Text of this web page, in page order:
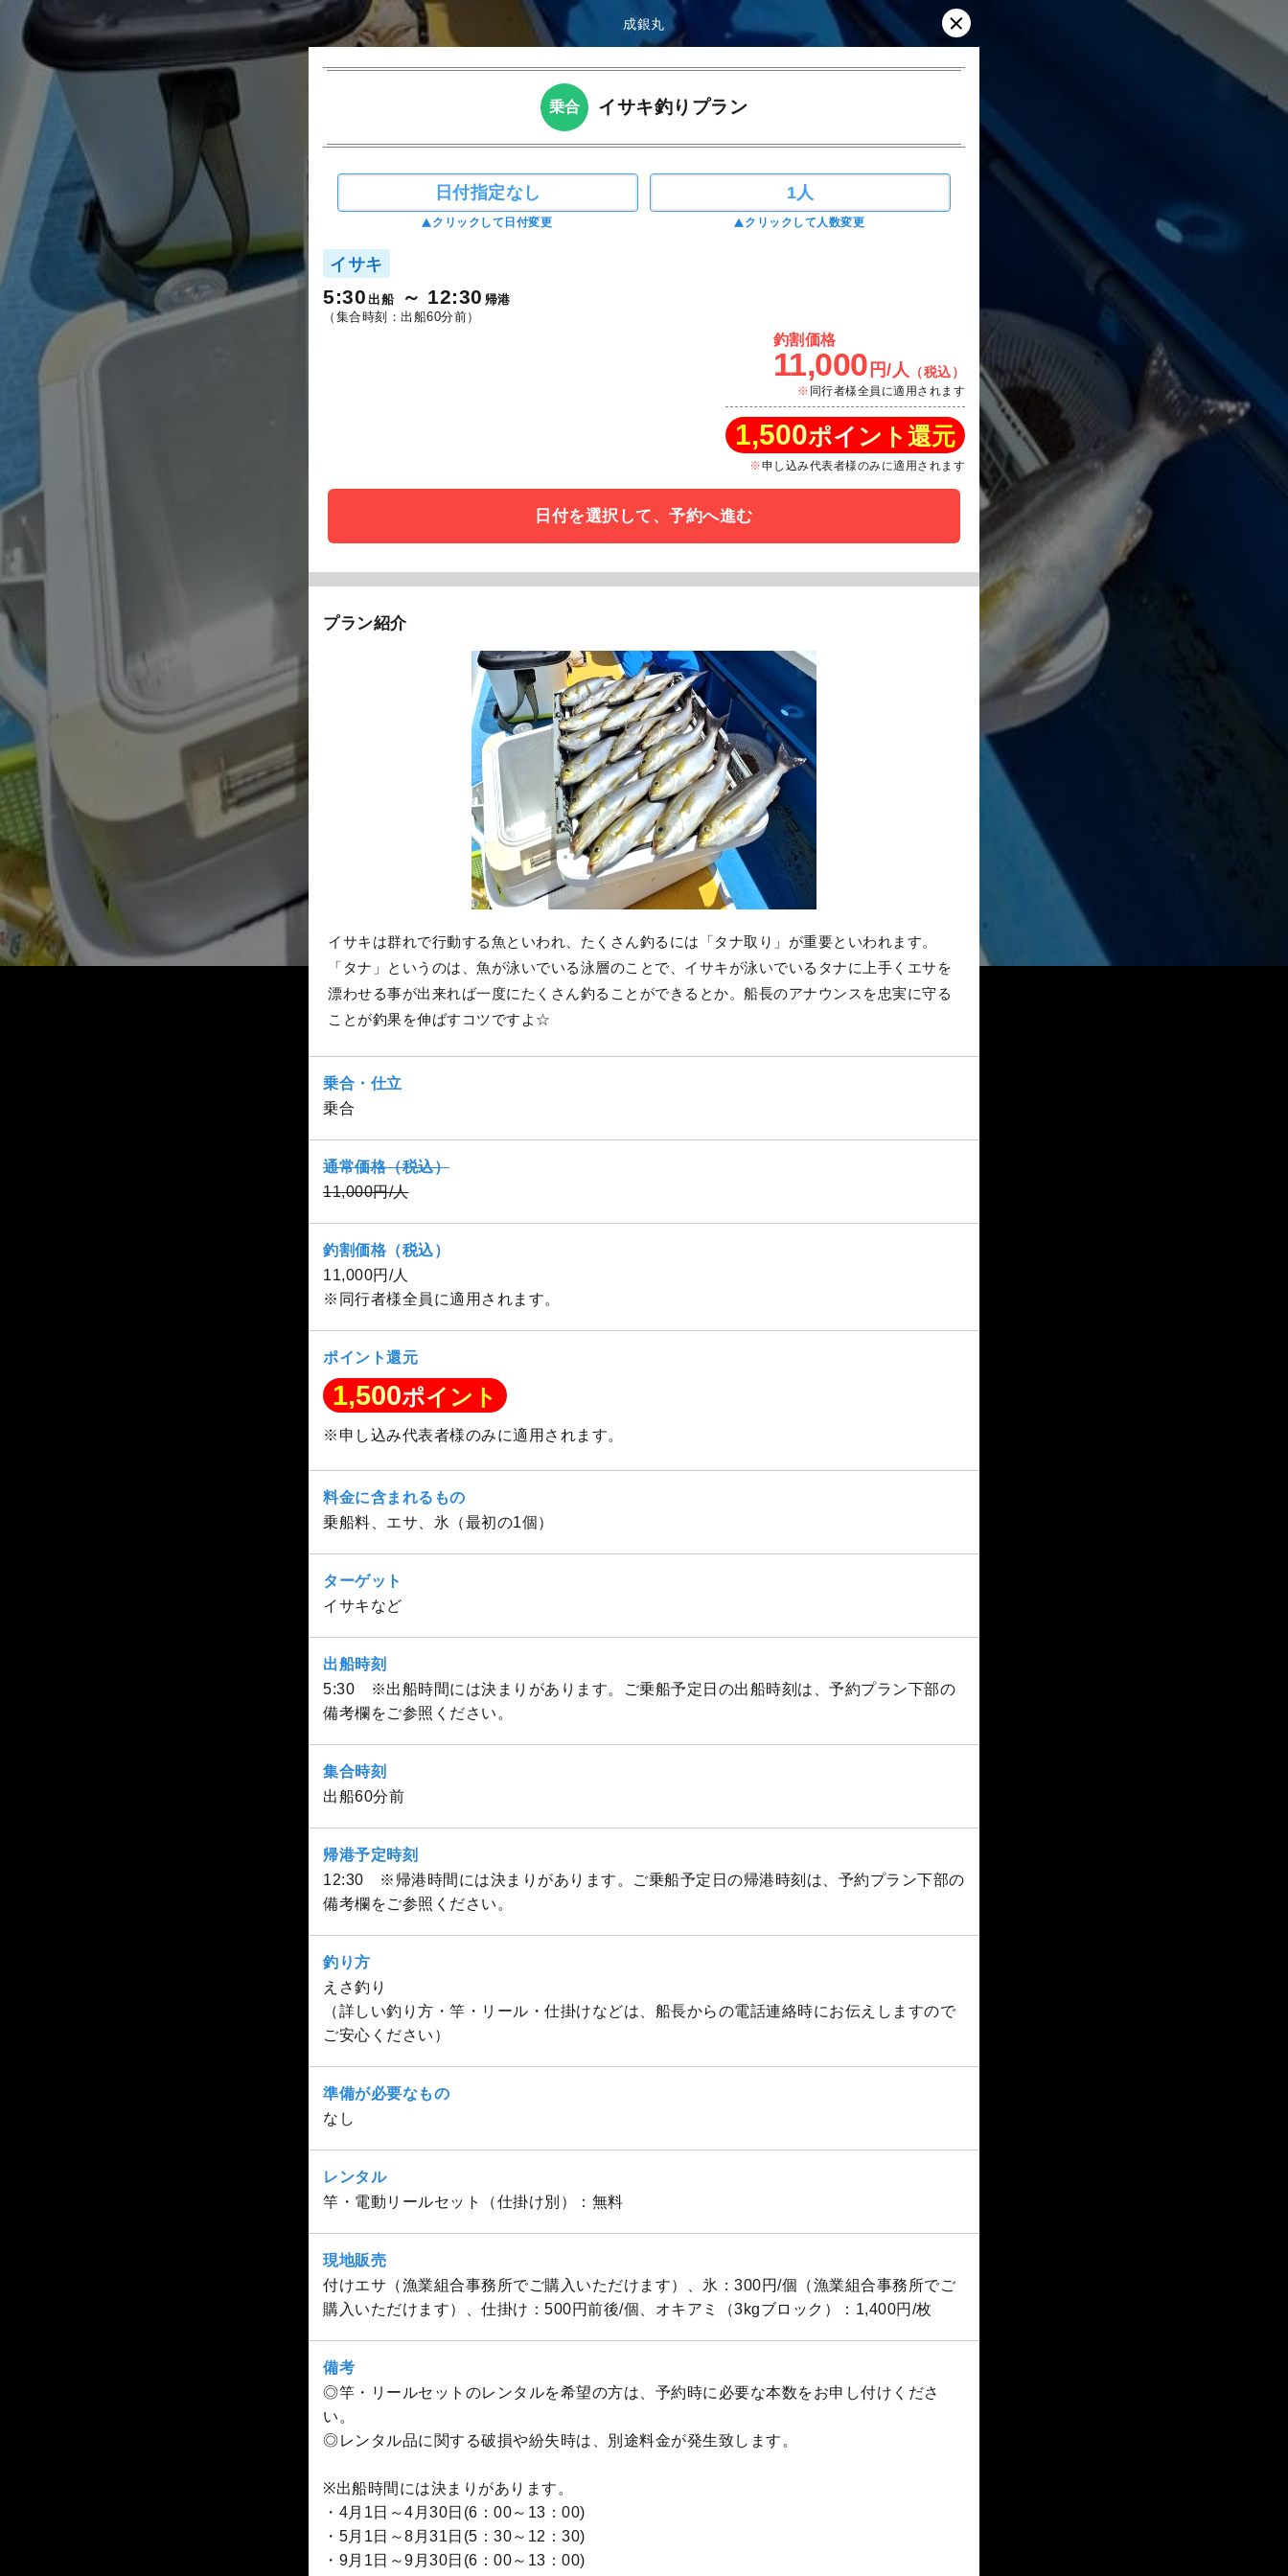
成銀丸
乗合 イサキ釣りプラン
日付指定なし
クリックして日付変更
1人
クリックして人数変更
イサキ
5:30 出船 12:30 帰港
（集合時刻：出船60分前）
釣割価格
11,000 円/人 （税込）
同行者様全員に適用されます
1,500ポイント還元
申し込み代表者様のみに適用されます
日付を選択して、予約へ進む
プラン紹介
イサキは群れで行動する魚といわれ、たくさん釣るには「タナ取り」が重要といわれます。
「タナ」というのは、魚が泳いでいる泳層のことで、イサキが泳いでいるタナに上手くエサを
漂わせる事が出来れば一度にたくさん釣ることができるとか。船長のアナウンスを忠実に守る
ことが釣果を伸ばすコツですよ☆
乗合・仕立
乗合
通常価格（税込）
11,000円/人
釣割価格（税込）
11,000円/人
※同行者様全員に適用されます。
ポイント還元
1,500ポイント
※申し込み代表者様のみに適用されます。
料金に含まれるもの
乗船料、エサ、氷（最初の1個）
ターゲット
イサキなど
出船時刻
5:30 ※出船時間には決まりがあります。ご乗船予定日の出船時刻は、予約プラン下部の
備考欄をご参照ください。
集合時刻
出船60分前
帰港予定時刻
12:30 ※帰港時間には決まりがあります。ご乗船予定日の帰港時刻は、予約プラン下部の
備考欄をご参照ください。
釣り方
えさ釣り
（詳しい釣り方・竿・リール・仕掛けなどは、船長からの電話連絡時にお伝えしますので
ご安心ください）
準備が必要なもの
なし
レンタル
竿・電動リールセット（仕掛け別）：無料
現地販売
付けエサ（漁業組合事務所でご購入いただけます）、氷：300円/個（漁業組合事務所でご
購入いただけます）、仕掛け：500円前後/個、オキアミ（3kgブロック）：1,400円/枚
備考
◎竿・リールセットのレンタルを希望の方は、予約時に必要な本数をお申し付けくださ
い。
◎レンタル品に関する破損や紛失時は、別途料金が発生致します。
※出船時間には決まりがあります。
・4月1日～4月30日(6：00～13：00)
・5月1日～8月31日(5：30～12：30)
・9月1日～9月30日(6：00～13：00)